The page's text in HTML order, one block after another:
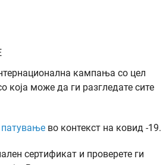
кампања со цел
која може да ги разгледате сите
во контекст на ковид -19.
сертификат и проверете ги